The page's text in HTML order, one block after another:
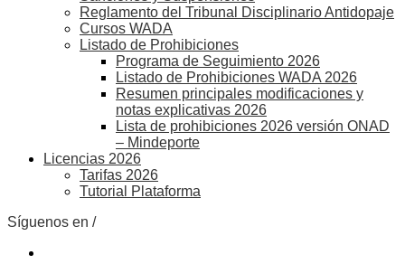
Reglamento del Tribunal Disciplinario Antidopaje
Cursos WADA
Listado de Prohibiciones
Programa de Seguimiento 2026
Listado de Prohibiciones WADA 2026
Resumen principales modificaciones y
notas explicativas 2026
Lista de prohibiciones 2026 versión ONAD
– Mindeporte
Licencias 2026
Tarifas 2026
Tutorial Plataforma
Síguenos en /